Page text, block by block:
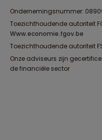
Ondernemingsnummer:
Toezichthoudende autoriteit
www.economie.fgov.be
Toezichthoudende autoriteit
Onze adviseurs zijn
de financiële sector